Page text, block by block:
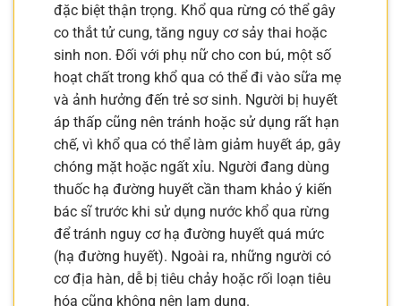
đặc biệt thận trọng. Khổ qua rừng có thể gây
co thắt tử cung, tăng nguy cơ sảy thai hoặc
sinh non. Đối với phụ nữ cho con bú, một số
hoạt chất trong khổ qua có thể đi vào sữa mẹ
và ảnh hưởng đến trẻ sơ sinh. Người bị huyết
áp thấp cũng nên tránh hoặc sử dụng rất hạn
chế, vì khổ qua có thể làm giảm huyết áp, gây
chóng mặt hoặc ngất xỉu. Người đang dùng
thuốc hạ đường huyết cần tham khảo ý kiến
bác sĩ trước khi sử dụng nước khổ qua rừng
để tránh nguy cơ hạ đường huyết quá mức
(hạ đường huyết). Ngoài ra, những người có
cơ địa hàn, dễ bị tiêu chảy hoặc rối loạn tiêu
hóa cũng không nên lạm dụng.